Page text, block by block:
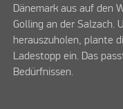
Dänemark aus auf den
Golling an der Salzach.
herauszuholen, plante
Ladestopp ein. Das
Bedürfnissen.